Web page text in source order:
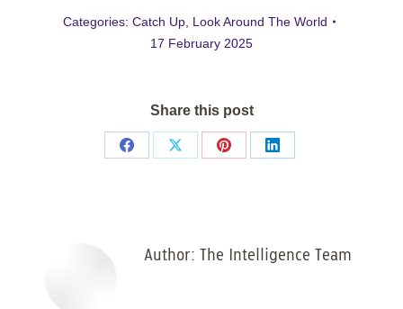
Categories: Catch Up, Look Around The World
17 February 2025
Share this post
Share
Share
Share
Share
Author: The Intelligence Team